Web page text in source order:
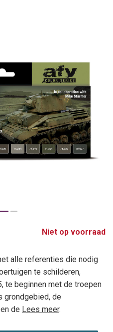
Niet op voorraad
alle referenties die nodig
te schilderen,
te beginnen met de troepen
grondgebied, de
de Lees meer.